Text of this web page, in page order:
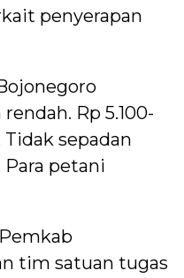
penyerapan
Rp 5.100-
sepadan
petani
tim satuan tugas